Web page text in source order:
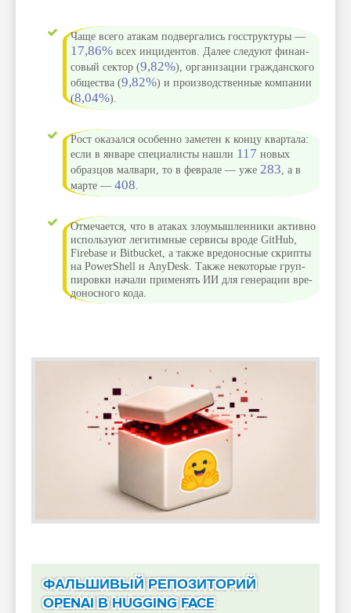
Ча­ще все­го ата­кам под­верга­лись госс­трук­туры —
17,86% всех инци­ден­тов. Далее сле­дуют финан­
совый сек­тор (9,82%), орга­низа­ции граж­дан­ско­го
общес­тва (9,82%) и про­изводс­твен­ные ком­пании
(8,04%).
Рост ока­зал­ся осо­бен­но заметен к кон­цу квар­тала:
если в янва­ре спе­циалис­ты наш­ли 117 новых
образцов мал­вари, то в фев­рале — уже 283, а в
мар­те — 408.
От­меча­ется, что в ата­ках зло­умыш­ленни­ки активно
исполь­зуют легитим­ные сер­висы вро­де GitHub,
Firebase и Bitbucket, а так­же вре­донос­ные скрип­ты
на PowerShell и AnyDesk. Так­же некото­рые груп­
пиров­ки начали при­менять ИИ для генера­ции вре­
донос­ного кода.
ФАЛЬШИВЫЙ РЕПОЗИТОРИЙ
OPENAI В HUGGING FACE